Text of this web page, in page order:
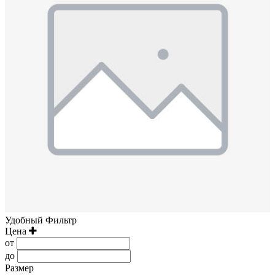
Удобный Фильтр
Цена
от
до
Размер